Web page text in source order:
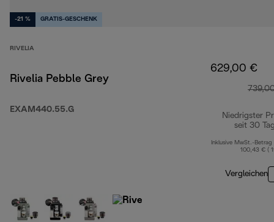
-21 % GRATIS-GESCHENK
RIVELIA
Rivelia Pebble Grey
EXAM440.55.G
629,00 €
Niedrigster
seit 30
Inklusive MwSt.-Betrag
100,43 € (
Vergleichen